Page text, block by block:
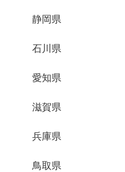
静岡県
石川県
愛知県
滋賀県
兵庫県
鳥取県